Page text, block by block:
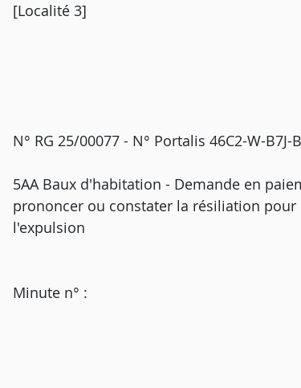
[Localité 3]
N° RG 25/00077 - N° Portalis 46C2-W-B7J-
5AA Baux d'habitation - Demande en
prononcer ou constater la résiliation
l'expulsion
Minute n° :